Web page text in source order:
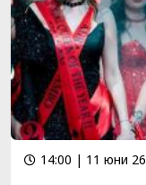
14:00 | 11 юни 26